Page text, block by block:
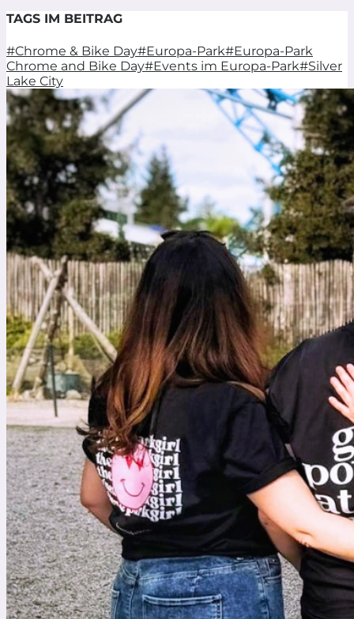
TAGS IM BEITRAG
#Chrome & Bike Day#Europa-Park#Europa-Park
Chrome and Bike Day#Events im Europa-Park#Silver
Lake City